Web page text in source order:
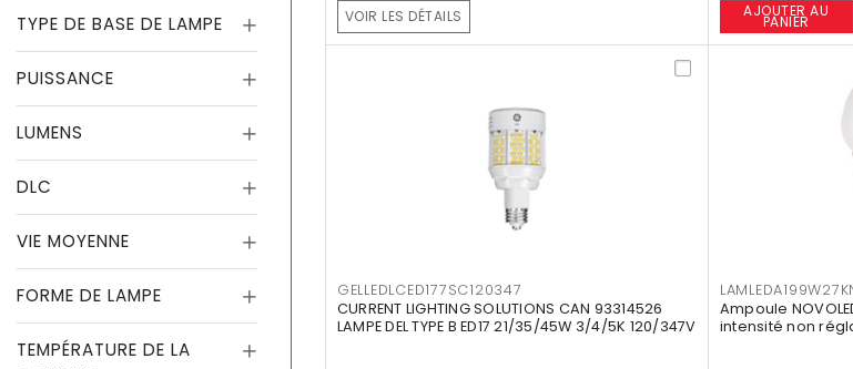
TYPE DE BASE DE LAMPE
PUISSANCE
LUMENS
DLC
VIE MOYENNE
FORME DE LAMPE
TEMPÉRATURE DE LA
VOIR LES DÉTAILS
AJOUTER AU
PANIER
GELLEDLCED177SC120347
CURRENT LIGHTING SOLUTIONS CAN 93314526
LAMPE DEL TYPE B ED17 21/35/45W 3/4/5K 120/347V
Ampoule
intensité non